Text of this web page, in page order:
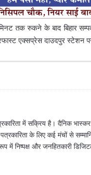
तक रुकने के बाद बिहार
एक्सप्रेस दाउदपुर स्टेशन
में सक्रिय है। दैनिक
के लिए कई मंचों से
निष्पक्ष और जनहितकारी